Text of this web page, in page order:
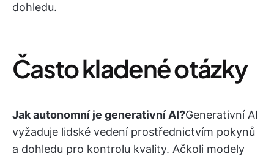
dohledu.
Často kladené otázky
Jak autonomní je generativní AI?Generativní AI
vyžaduje lidské vedení prostřednictvím pokynů
a dohledu pro kontrolu kvality. Ačkoli modely